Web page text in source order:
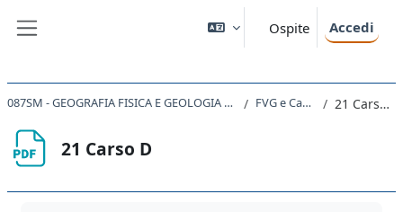
Ospite Accedi
087SM - GEOGRAFIA FISICA E GEOLOGIA 2020 FVG e Carso 21 Carso D
21 Carso D